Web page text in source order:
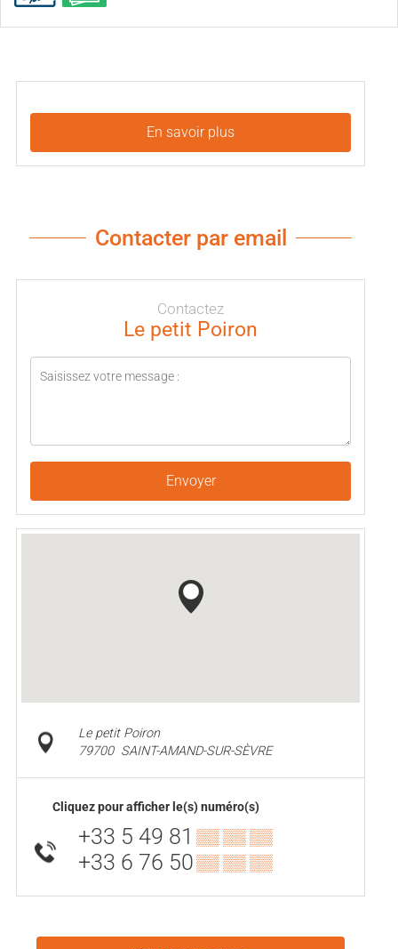
En savoir plus
Contacter par email
Contactez
Le petit Poiron
Envoyer
Le petit Poiron
79700 SAINT-AMAND-SUR-SÈVRE
Cliquez pour afficher le(s) numéro(s)
+33 5 49 81 ▒▒ ▒▒ ▒▒
+33 6 76 50▒▒ ▒▒ ▒▒